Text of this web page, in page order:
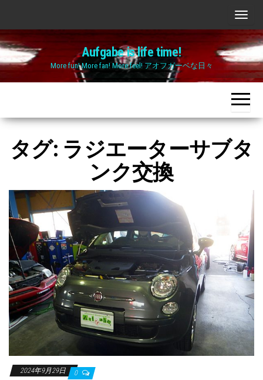
the
content
ナ
ビ
ゲ
ー
シ
ョ
ン
り
Aufgabe is life time!
More fun! More fan! More feel! アオフガーベな日々
タグ: ラジエーターサブタ
ンク交換
2024年9月29日 0